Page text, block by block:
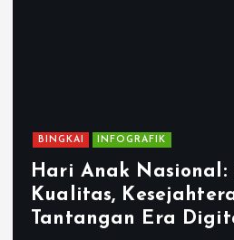
BINGKAI INFOGRAFIK
Hari Anak
Kualitas,
Tantangan Era